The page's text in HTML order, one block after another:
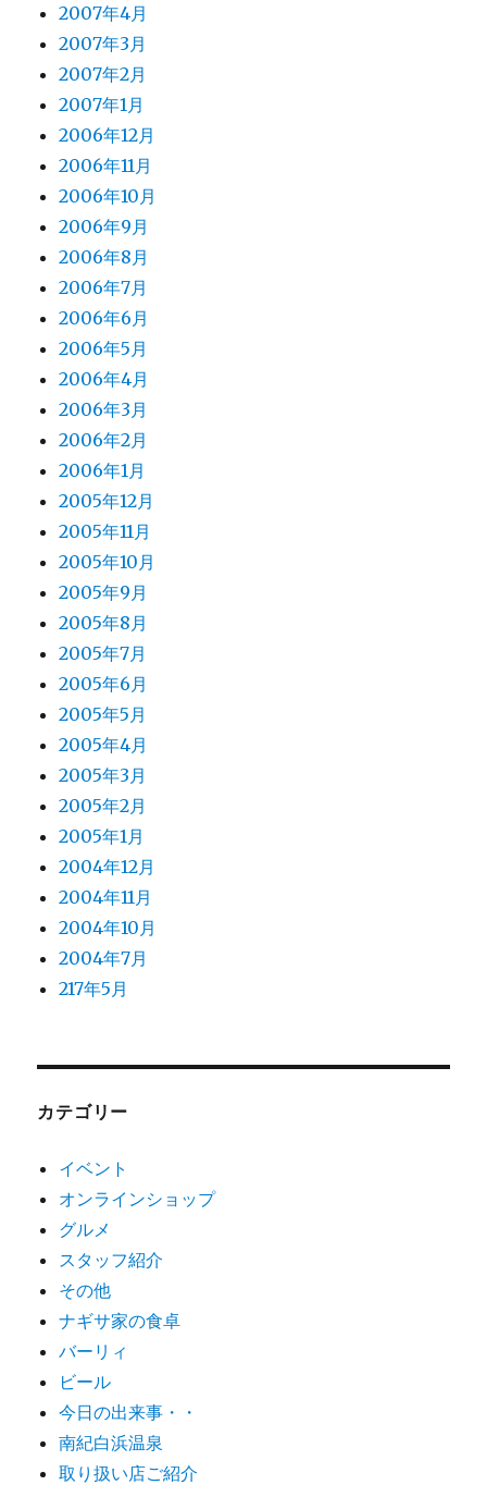
2007年4月
2007年3月
2007年2月
2007年1月
2006年12月
2006年11月
2006年10月
2006年9月
2006年8月
2006年7月
2006年6月
2006年5月
2006年4月
2006年3月
2006年2月
2006年1月
2005年12月
2005年11月
2005年10月
2005年9月
2005年8月
2005年7月
2005年6月
2005年5月
2005年4月
2005年3月
2005年2月
2005年1月
2004年12月
2004年11月
2004年10月
2004年7月
217年5月
カテゴリー
イベント
オンラインショップ
グルメ
スタッフ紹介
その他
ナギサ家の食卓
バーリィ
ビール
今日の出来事・・
南紀白浜温泉
取り扱い店ご紹介